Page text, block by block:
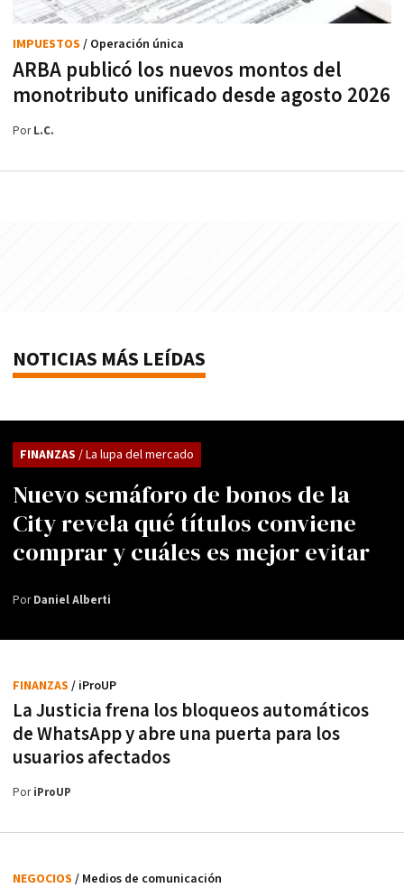
ARBA publicó los nuevos montos del
monotributo unificado desde agosto 2026
IMPUESTOS / Operación única
PorL.C.
NOTICIAS MÁS LEÍDAS
Nuevo semáforo de bonos de la
City revela qué títulos conviene
comprar y cuáles es mejor evitar
FINANZAS / La lupa del mercado
PorDaniel Alberti
La Justicia frena los bloqueos automáticos
de WhatsApp y abre una puerta para los
usuarios afectados
FINANZAS / iProUP
PoriProUP
NEGOCIOS / Medios de comunicación